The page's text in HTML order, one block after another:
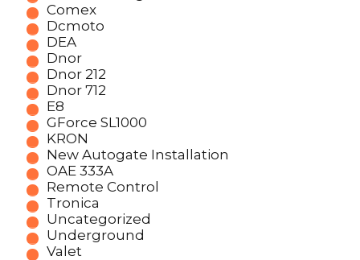
Comex
Dcmoto
DEA
Dnor
Dnor 212
Dnor 712
E8
GForce SL1000
KRON
New Autogate Installation
OAE 333A
Remote Control
Tronica
Uncategorized
Underground
Valet